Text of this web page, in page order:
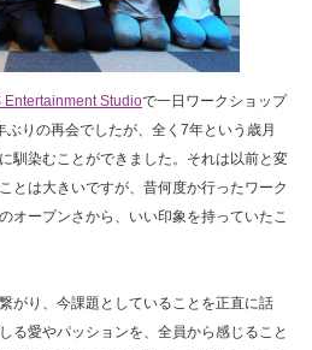
Entertainment Studioで一日ワークショップ
りの再会でしたが、全く7年という歳月
馴染むことができました。それは以前と変
とは大きいですが、昔何度か行ったワーク
オープンさから、いい印象を持っていたこ
がり、今課題としていることを正直に話
る愛やパッションを、全員から感じること